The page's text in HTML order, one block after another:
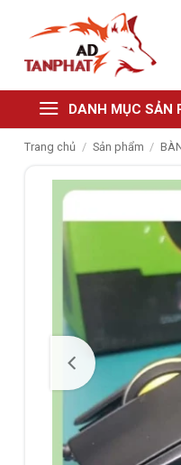
content
DANH MỤC SẢN
Trang chủ / Sản phẩm /